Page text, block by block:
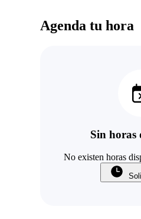
Agenda tu hora
Sin horas
No existen horas